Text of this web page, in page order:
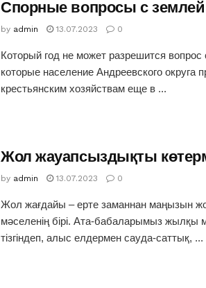
Спорные вопросы с землей
by admin 13.07.2023 0
Который год не может разрешится
которые население Андреевского округа
крестьянским хозяйствам еще в ...
Жол жауапсыздықты
by admin 13.07.2023 0
Жол жағдайы – ерте заманнан маңызын
мәселенің бірі. Ата-бабаларымыз жылқы
тізгіндеп, алыс елдермен сауда-саттық, ...